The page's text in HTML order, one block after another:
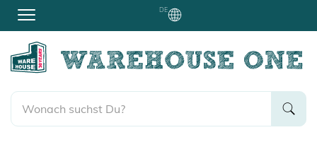
DE